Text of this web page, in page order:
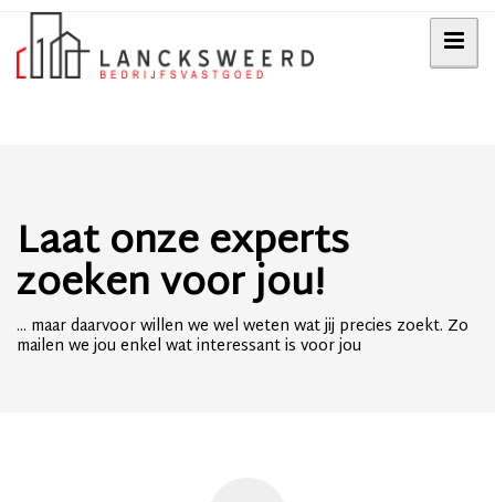
Laat onze experts
zoeken voor jou!
... maar daarvoor willen we wel weten wat jij precies zoekt. Zo
mailen we jou enkel wat interessant is voor jou